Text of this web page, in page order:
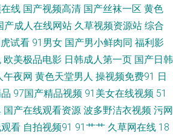
超碰亚洲无码 午夜日比导航 99爱久 九一蜜桃
碰综合 豆花免费网站 另类av专区 日本理伦少妇
久草蜜桃在线 91蜜臀中文字幕 超碰人人草73 激
夜福利剧场 91露脸双飞 俺去也影视 国产一二三
线 国产视频高清 国产丝袜一区 黄色
产成人在线网站 久草视频资源站 综合
试看 91男女 国产男小鲜肉同 福利影
欧美极品电影 日韩成人第一页 国产日韩
午夜网 黄色天堂男人 操视频免费91 日
97国产精品视频 91美女在线视频 51
国产在线观看资源 波多野洁衣视频 污网
看 自拍视频91 91艹艹 久草网在线 18